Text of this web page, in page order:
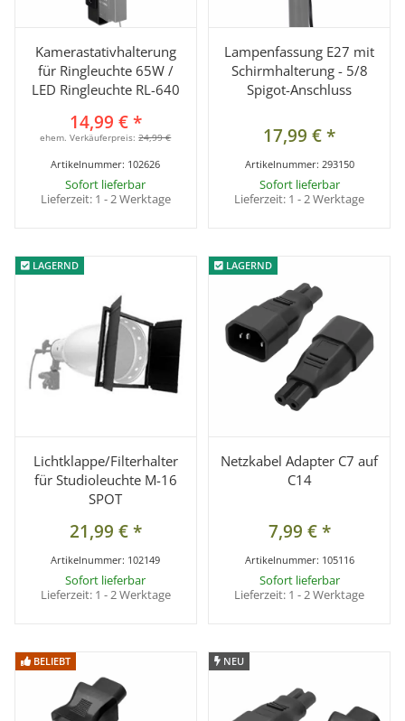
Kamerastativhalterung
für Ringleuchte 65W /
LED Ringleuchte RL-640
14,99 €*
ehem. Verkäuferpreis:24,99 €
Artikelnummer: 102626
Sofort lieferbar
Lieferzeit: 1 - 2 Werktage
Lampenfassung E27 mit
Schirmhalterung - 5/8
Spigot-Anschluss
17,99 €*
Artikelnummer: 293150
Sofort lieferbar
Lieferzeit: 1 - 2 Werktage
LAGERND
LAGERND
Lichtklappe/Filterhalter
für Studioleuchte M-16
SPOT
21,99 €*
Artikelnummer: 102149
Sofort lieferbar
Lieferzeit: 1 - 2 Werktage
LAGERND
LAGERND
Netzkabel Adapter C7 auf
C14
7,99 €*
Artikelnummer: 105116
Sofort lieferbar
Lieferzeit: 1 - 2 Werktage
BELIEBT
BELIEBT NEU
NEU